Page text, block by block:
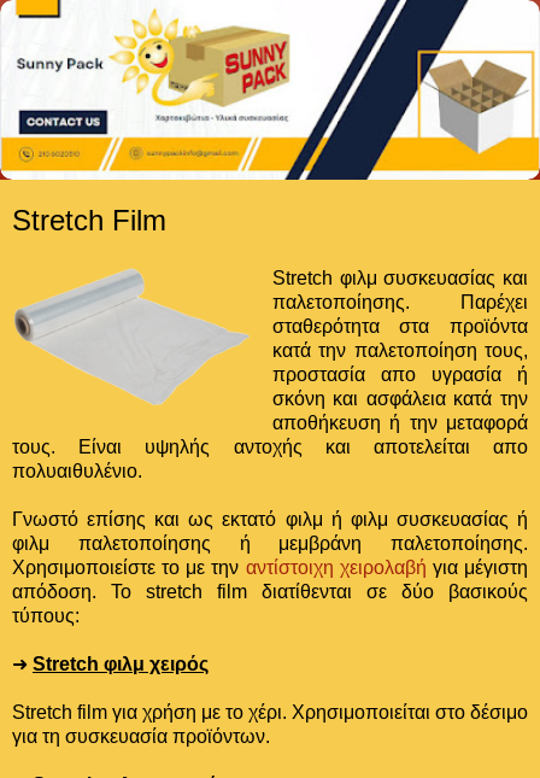
Stretch Film
Stretch φιλμ συσκευασίας και
παλετοποίησης. Παρέχει
σταθερότητα στα προϊόντα
κατά την παλετοποίηση τους,
προστασία απο υγρασία ή
σκόνη και ασφάλεια κατά την
αποθήκευση ή την μεταφορά
τους. Είναι υψηλής αντοχής και αποτελείται απο
πολυαιθυλένιο.
Γνωστό επίσης και ως εκτατό φιλμ ή φιλμ συσκευασίας ή
φιλμ παλετοποίησης ή μεμβράνη παλετοποίησης.
Χρησιμοποιείστε το με την αντίστοιχη χειρολαβή για μέγιστη
απόδοση. Το stretch film διατίθενται σε δύο βασικούς
τύπους:
➜ Stretch φιλμ χειρός
Stretch film για χρήση με το χέρι. Χρησιμοποιείται στο δέσιμο
για τη συσκευασία προϊόντων.